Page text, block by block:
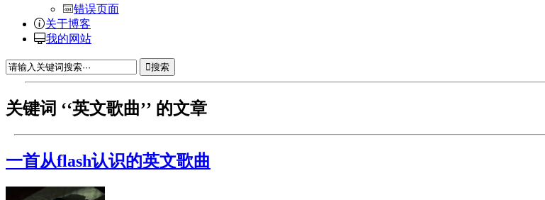
错误页面
关于博客
我的网站
搜索
关键词 ‘‘英文歌曲’’ 的文章
一首从flash认识的英文歌曲